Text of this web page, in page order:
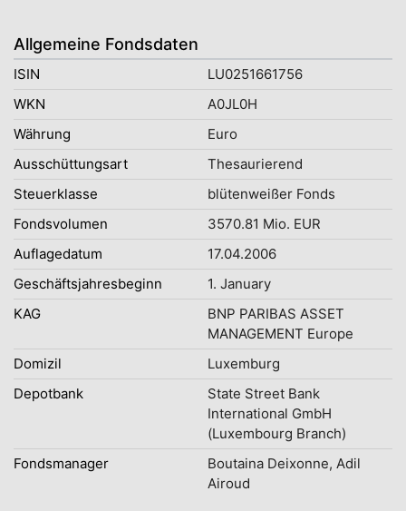
Allgemeine Fondsdaten
ISIN
LU0251661756
WKN
A0JL0H
Währung
Euro
Ausschüttungsart
Thesaurierend
Steuerklasse
blütenweißer Fonds
Fondsvolumen
3570.81 Mio. EUR
Auflagedatum
17.04.2006
Geschäftsjahresbeginn
1. January
KAG
BNP PARIBAS ASSET
MANAGEMENT Europe
Domizil
Luxemburg
Depotbank
State Street Bank
International GmbH
(Luxembourg Branch)
Fondsmanager
Boutaina Deixonne, Adil
Airoud